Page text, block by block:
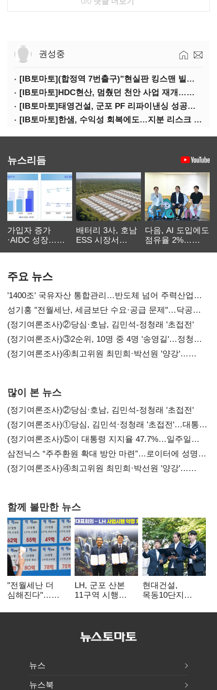
권성중
[IB토마토](합정역 7번출구)"현실판 킹스맨 빌런?"…일론 머스크의 양면성
[IB토마토]HDC현산, 멈췄던 천안 사업 재개…우발채무 부담 줄인다
[IB토마토]태영건설, 군포 PF 리파이낸싱 성공…후속사업 '청신호'
[IB토마토]한샘, 수익성 회복에도…지분 리스크 덮친다
뉴스리듬
가입자 증가
·AIDC 성장…
배터리 3사, 호남
ESS 시장서
다음, AI 도입에도
점유율 2%…
주요 뉴스
'1400조' 국유자산 통합관리…반도체 넘어 주력산업
구조혁신
성기홍 "전월세난, 세금보단 수요·공급 문제"…닥공
시사
(정기여론조사)②당심·호남, 김민석-정청래 '초접전'
(정기여론조사)③2순위, 10명 중 4명 '송영길'…정청래
'한 자릿수'
(정기여론조사)④최고위원 최민희·박선원 '양강'…
많이 본 뉴스
(정기여론조사)②당심·호남, 김민석-정청래 '초접전'
(정기여론조사)①당심, 김민석·정청래 '초접전'…대통령
지지도 '50% 아래로'(종합)
(정기여론조사)⑤이 대통령 지지율 47.7%…일주일
만에 다시 40%대
삼전닉스 “주주환원 확대 방안 마련”…로이터에 성명
보내
(정기여론조사)④최고위원 최민희·박선원 '양강'…
함께 볼만한 뉴스
"전월세난 더
심해진다"…
LH, 군포 산본
11구역 시행
공급
현대건설,
목동10단지
출사표
뉴스
뉴스북